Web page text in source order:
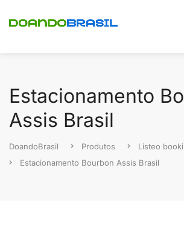
Estacionamento
Assis Brasil
DoandoBrasil Produtos
Listeo
Estacionamento Bourbon Assis Brasil